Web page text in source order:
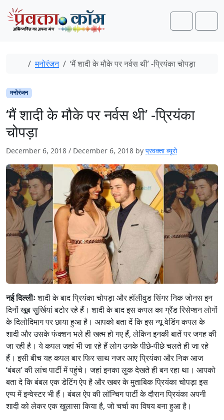
Skip to content
Skip to footer
Search
Home
मनोरंजन ‘मैं शादी के मौके पर नर्वस थी’ -प्रियंका चोपड़ा
मनोरंजन
‘मैं शादी के मौके पर नर्वस थी’ -प्रियंका
चोपड़ा
December 6, 2018 / December 6, 2018 by प्रवक्ता ब्यूरो
नई दिल्लीःशादी के बाद प्रियंका चोपड़ा और हॉलीवुड सिंगर निक जोनस इन
दिनों खूब सुर्खियां बटोर रहे हैं। शादी के बाद इस कपल का ग्रैंड रिसेप्शन लोगों
के दिलोदिमाग पर छाया हुआ है। आपको बता दें कि इस न्यू वेडिंग कपल के
शादी और उसके फंक्शन भले ही खत्म हो गए हैं, लेकिन इनकी बातें पर जगह की
जा रही है। ये कपल जहां भी जा रहे हैं लोग उनके पीछे-पीछे चलते ही जा रहे
हैं। इसी बीच यह कपल बार फिर साथ नजर आए प्रियंका और निक आज
‘बंबल’ की लांच पार्टी में पहुंचे। जहां इनका लुक देखते ही बन रहा था। आपको
बता दे कि बंबल एक डेटिंग ऐप है और खबर के मुताबिक प्रियंका चोपड़ा इस
एप्प में इन्वेस्टर भी हैं। बंबल ऐप की लॉन्चिग पार्टी के दौरान प्रियंका अपनी
शादी को लेकर एक खुलासा किया है, जो चर्चा का विषय बना हुआ है।